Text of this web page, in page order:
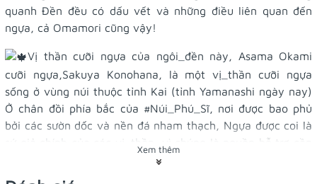
quanh Đền đều có dấu vết và những điều liên quan đến
ngựa, cả Omamori cũng vậy!
Vị thần cưỡi ngựa của ngôi_đền này, Asama Okami
cưỡi ngựa,Sakuya Konohana, là một vị_thần cưỡi ngựa
sống ở vùng núi thuộc tỉnh Kai (tỉnh Yamanashi ngày nay)
Ở chân đồi phía bắc của #Núi_Phú_Sĩ, nơi được bao phủ
bởi các sườn dốc và nền đá nham thạch, Ngựa được coi là
sứ giả chính của các vị_thần, vì chúng là nguồn hỗ trợ cần
thiết và quan trọng cho cuộc sống của con người, bao gồm
Xem thêm